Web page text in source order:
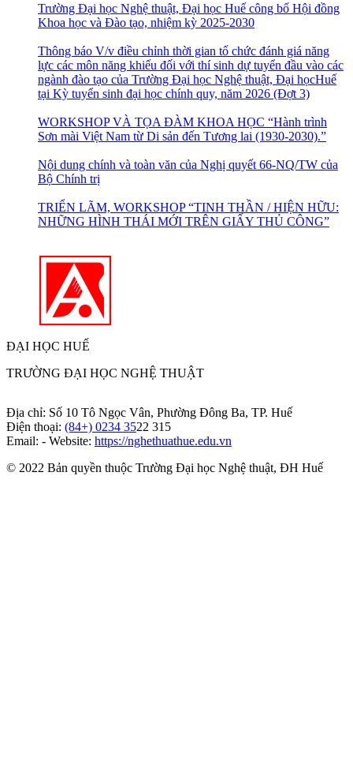
Trường Đại học Nghệ thuật, Đại học Huế công bố Hội đồng
Khoa học và Đào tạo, nhiệm kỳ 2025-2030
Thông báo V/v điều chỉnh thời gian tổ chức đánh giá năng
lực các môn năng khiếu đối với thí sinh dự tuyển đầu vào các
ngành đào tạo của Trường Đại học Nghệ thuật, Đại họcHuế
tại Kỳ tuyển sinh đại học chính quy, năm 2026 (Đợt 3)
WORKSHOP VÀ TỌA ĐÀM KHOA HỌC “Hành trình
Sơn mài Việt Nam từ Di sản đến Tương lai (1930-2030).”
Nội dung chính và toàn văn của Nghị quyết 66-NQ/TW của
Bộ Chính trị
TRIỂN LÃM, WORKSHOP “TINH THẦN / HIỆN HỮU:
NHỮNG HÌNH THÁI MỚI TRÊN GIẤY THỦ CÔNG”
ĐẠI HỌC HUẾ
TRƯỜNG ĐẠI HỌC NGHỆ THUẬT
Địa chỉ: Số 10 Tô Ngọc Vân, Phường Đông Ba, TP. Huế
Điện thoại: (84+) 0234 3522 315
Email: - Website: https://nghethuathue.edu.vn
© 2022 Bản quyền thuộc Trường Đại học Nghệ thuật, ĐH Huế